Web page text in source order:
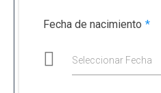
Fecha de nacimiento *
Seleccionar Fecha